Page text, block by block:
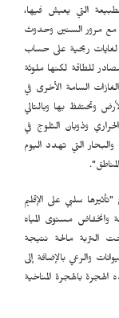
التي يعيش فيها،
مع مرور السنين وحدوث
لغايات ربحية على حساب
للطاقة لكنها ملوثة
السامة الأخرى في
وتحتفظ بها وبالتالي
وذوبان الثلوج في
التي تهدد اليوم
سلبي على الإقليم
وانخفاض مستوى المياه
التربة مالحة نتيجة
والرعي بالإضافة إلى
بالهجرة المناخية